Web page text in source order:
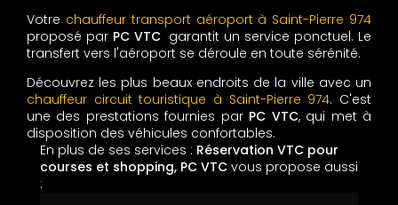
Votre chauffeur transport aéroport à Saint-Pierre 974
proposé par PC VTC garantit un service ponctuel. Le
transfert vers l'aéroport se déroule en toute sérénité.
Découvrez les plus beaux endroits de la ville avec un
chauffeur circuit touristique à Saint-Pierre 974. C'est
une des prestations fournies par PC VTC, qui met à
disposition des véhicules confortables.
En plus de ses services : Réservation VTC pour
courses et shopping, PC VTC vous propose aussi
: